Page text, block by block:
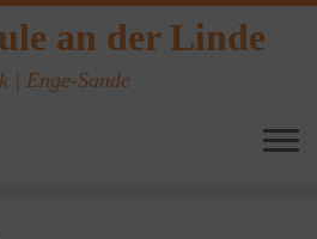
an der Linde
| Enge-Sande